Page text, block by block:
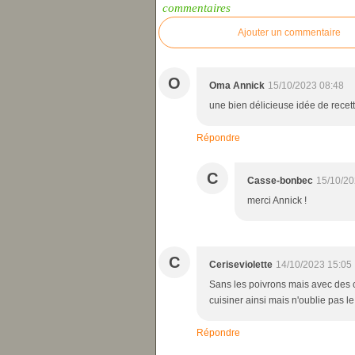
commentaires
Ajouter un commentaire
O Oma Annick 15/10/2023 08:48
une bien délicieuse idée de
Répondre
C Casse-bonbec 15/10/
merci Annick !
C Ceriseviolette 14/10/2023 15:05
Sans les poivrons mais avec des
cuisiner ainsi mais n'oublie pas
Répondre